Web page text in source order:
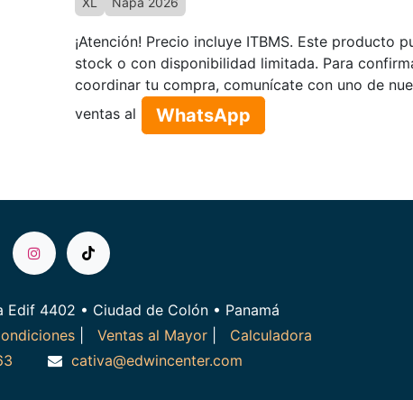
¡Atención! Precio incluye ITBMS. Este producto
stock o con disponibilidad limitada. Para
coordinar tu compra, comunícate con uno de
ventas al
WhatsApp​​​​
Edif 4402 • Ciudad de Colón • Panamá
Ventas al Mayor
Calculadora
cativa@edwincenter.com